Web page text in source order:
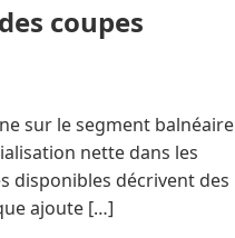
coupes
sur le segment balnéaire
nette dans les
disponibles décrivent des
ajoute […]